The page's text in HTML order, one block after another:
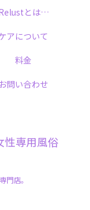
専用風俗
門店。
とは…
アについて
料金
お問い合わせ